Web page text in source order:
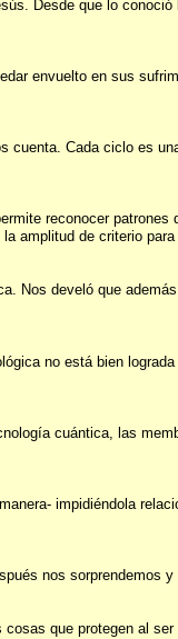
Desde que lo
envuelto en sus
Cada ciclo es
reconocer
amplitud de criterio para
Nos develó que
no está bien
cuántica, las
impidiéndola
nos sorprendemos
que protegen al